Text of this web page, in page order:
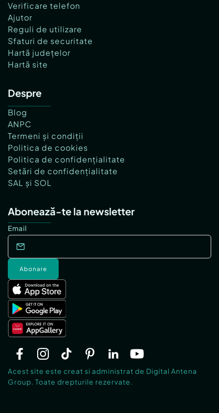
Verificare telefon
Ajutor
Reguli de utilizare
Sfaturi de securitate
Hartă județelor
Hartă site
Despre
Blog
ANPC
Termeni și condiții
Politica de cookies
Politica de confidențialitate
Setări de confidențialitate
SAL și SOL
Abonează-te la newsletter
Email
Abonare
Acest site este creat si administrat de Digital Antena
Group. Toate drepturile rezervate.